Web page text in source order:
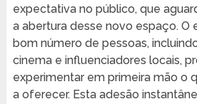
expectativa no público, que
a abertura desse novo espaço. O
bom número de pessoas,
cinema e influenciadores locais,
experimentar em primeira mão o
a oferecer. Esta adesão